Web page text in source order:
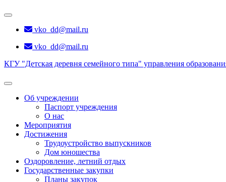
vko_dd@mail.ru
vko_dd@mail.ru
КГУ "Детская деревня семейного типа" управления
Об учреждении
Паспорт учреждения
О нас
Мероприятия
Достижения
Трудоустройство выпускников
Дом юношества
Оздоровление, летний отдых
Государственные закупки
Планы закупок